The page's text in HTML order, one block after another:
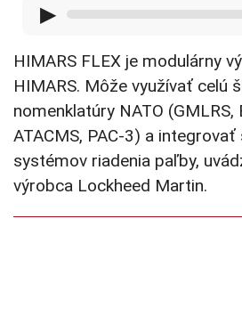
▶
HIMARS FLEX je modulárny
HIMARS. Môže využívať celú
nomenklatúry NATO (GMLRS,
ATACMS, PAC-3) a
systémov riadenia paľby,
výrobca Lockheed Martin.